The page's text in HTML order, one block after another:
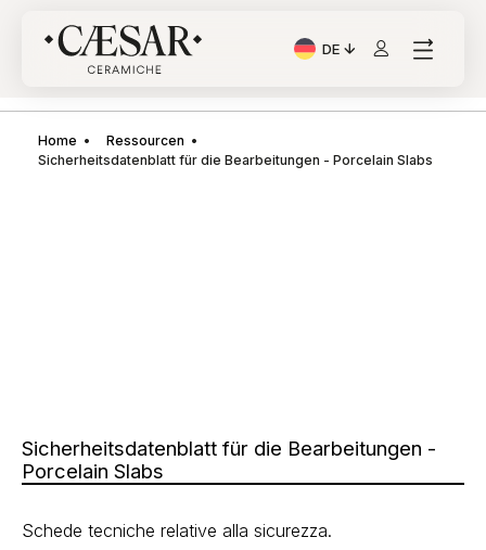
DE
Aktuelle Sprache:
Home
Ressourcen
Sicherheitsdatenblatt für die Bearbeitungen - Porcelain Slabs
Sicherheitsdatenblatt für die Bearbeitungen -
Porcelain Slabs
Schede tecniche relative alla sicurezza.